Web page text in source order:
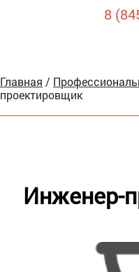
8
для
Главная /
проектировщик
Инженер-